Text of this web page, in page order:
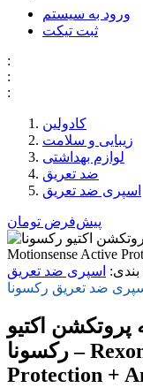
ورود به سیستم
ثبت تیکت
:
:
:
کادولین
زیبایی و سلامت
لوازم بهداشتی
ضد تعریق
اسپری ضد تعریق
پیش‌فرض تومان
اسپری ضد تعریق
ضد تعریق رکسونا
اکتیو
رکسونا – Rexona Men Motionsense Active
Protection +